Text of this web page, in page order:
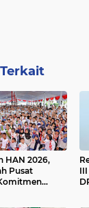
HAN 2026,
Pusat